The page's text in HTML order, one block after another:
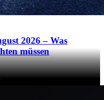
2026 – Was
müssen